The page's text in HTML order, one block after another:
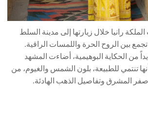
رانيا خلال زيارتها إلى مدينة السلط
بين الروح الحرة واللمسات الراقية.
من الحكاية البوهيمية، أضاءت المشهد
تنتمي للطبيعة، بلون الشمس والغيوم، من
المشرق وتفاصيل الذهب الهادئة.